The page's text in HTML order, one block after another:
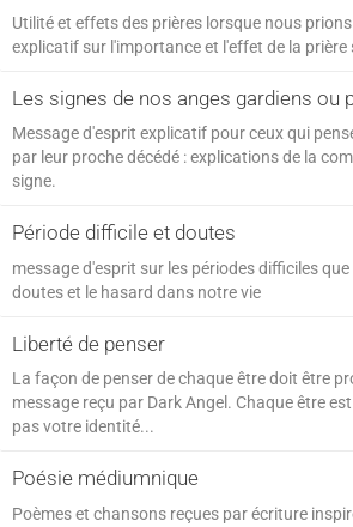
Utilité et effets des prières lorsque nous
explicatif sur l'importance et l'effet de la prière
Les signes de nos anges gardiens ou
Message d'esprit explicatif pour ceux qui
par leur proche décédé : explications de la
signe.
Période difficile et doutes
message d'esprit sur les périodes difficiles
doutes et le hasard dans notre vie
Liberté de penser
La façon de penser de chaque être doit être
message reçu par Dark Angel. Chaque être
pas votre identité...
Poésie médiumnique
Poèmes et chansons reçues par écriture